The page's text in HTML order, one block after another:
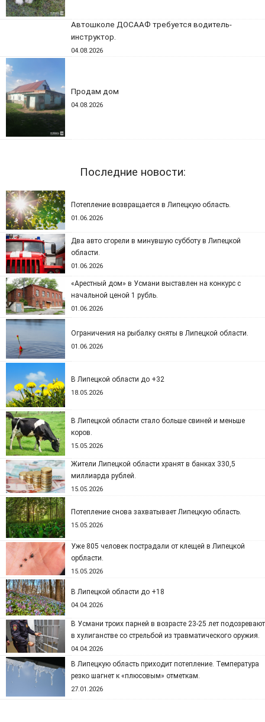
Автошколе ДОСААФ требуется водитель-
инструктор.
04.08.2026
Продам дом
04.08.2026
Последние новости:
Потепление возвращается в Липецкую область.
01.06.2026
Два авто сгорели в минувшую субботу в Липецкой
области.
01.06.2026
«Арестный дом» в Усмани выставлен на конкурс с
начальной ценой 1 рубль.
01.06.2026
Ограничения на рыбалку сняты в Липецкой области.
01.06.2026
В Липецкой области до +32
18.05.2026
В Липецкой области стало больше свиней и меньше
коров.
15.05.2026
Жители Липецкой области хранят в банках 330,5
миллиарда рублей.
15.05.2026
Потепление снова захватывает Липецкую область.
15.05.2026
Уже 805 человек пострадали от клещей в Липецкой
орбласти.
15.05.2026
В Липецкой области до +18
04.04.2026
В Усмани троих парней в возрасте 23-25 лет подозревают
в хулиганстве со стрельбой из травматического оружия.
04.04.2026
В Липецкую область приходит потепление. Температура
резко шагнет к «плюсовым» отметкам.
27.01.2026